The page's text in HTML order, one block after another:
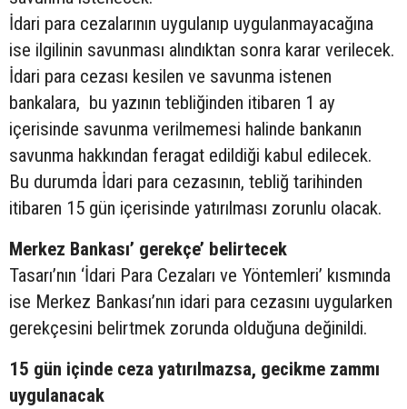
İdari para cezalarının uygulanıp uygulanmayacağına
ise ilgilinin savunması alındıktan sonra karar verilecek.
İdari para cezası kesilen ve savunma istenen
bankalara, bu yazının tebliğinden itibaren 1 ay
içerisinde savunma verilmemesi halinde bankanın
savunma hakkından feragat edildiği kabul edilecek.
Bu durumda İdari para cezasının, tebliğ tarihinden
itibaren 15 gün içerisinde yatırılması zorunlu olacak.
Merkez Bankası’ gerekçe’ belirtecek
Tasarı’nın ‘İdari Para Cezaları ve Yöntemleri’ kısmında
ise Merkez Bankası’nın idari para cezasını uygularken
gerekçesini belirtmek zorunda olduğuna değinildi.
15 gün içinde ceza yatırılmazsa, gecikme zammı
uygulanacak